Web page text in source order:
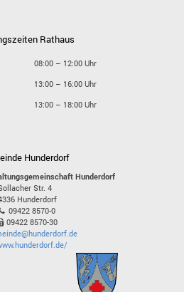
Rathaus
08:00 – 12:00 Uhr
13:00 – 16:00 Uhr
13:00 – 18:00 Uhr
Hunderdorf
Hunderdorf
Str. 4
Hunderdorf
09422 8570-0
09422 8570-30